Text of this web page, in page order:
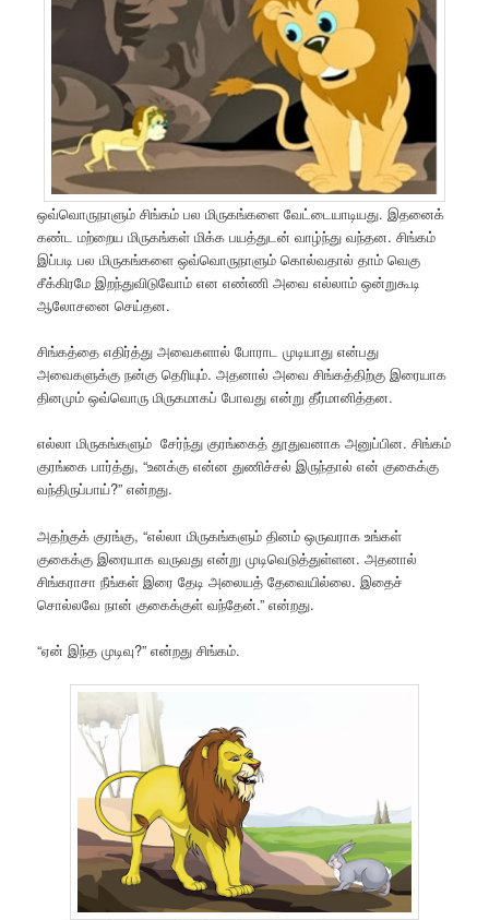
ஒவ்வொருநாளும் சிங்கம் பல மிருகங்களை வேட்டையாடியது. இதனைக்
கண்ட மற்றைய மிருகங்கள் மிக்க பயத்துடன் வாழ்ந்து வந்தன. சிங்கம்
இப்படி பல மிருகங்களை ஒவ்வொருநாளும் கொல்வதால் தாம் வெகு
சீக்கிரமே இறந்துவிடுவோம் என எண்ணி அவை எல்லாம் ஒன்றுகூடி
ஆலோசனை செய்தன.
சிங்கத்தை எதிர்த்து அவைகளால் போராட முடியாது என்பது
அவைகளுக்கு நன்கு தெரியும். அதனால் அவை சிங்கத்திற்கு இரையாக
தினமும் ஒவ்வொரு மிருகமாகப் போவது என்று தீர்மானித்தன.
எல்லா மிருகங்களும் சேர்ந்து குரங்கைத் தூதுவனாக அனுப்பின. சிங்கம்
குரங்கை பார்த்து, “உனக்கு என்ன துணிச்சல் இருந்தால் என் குகைக்கு
வந்திருப்பாய்?” என்றது.
அதற்குக் குரங்கு, “எல்லா மிருகங்களும் தினம் ஒருவராக உங்கள்
குகைக்கு இரையாக வருவது என்று முடிவெடுத்துள்ளன. அதனால்
சிங்கராசா நீங்கள் இரை தேடி அலையத் தேவையில்லை. இதைச்
சொல்லவே நான் குகைக்குள் வந்தேன்.” என்றது.
“ஏன் இந்த முடிவு?” என்றது சிங்கம்.